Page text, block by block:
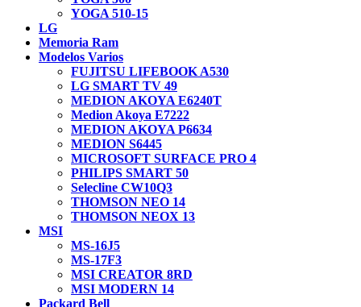
YOGA 510-15
LG
Memoria Ram
Modelos Varios
FUJITSU LIFEBOOK A530
LG SMART TV 49
MEDION AKOYA E6240T
Medion Akoya E7222
MEDION AKOYA P6634
MEDION S6445
MICROSOFT SURFACE PRO 4
PHILIPS SMART 50
Selecline CW10Q3
THOMSON NEO 14
THOMSON NEOX 13
MSI
MS-16J5
MS-17F3
MSI CREATOR 8RD
MSI MODERN 14
Packard Bell